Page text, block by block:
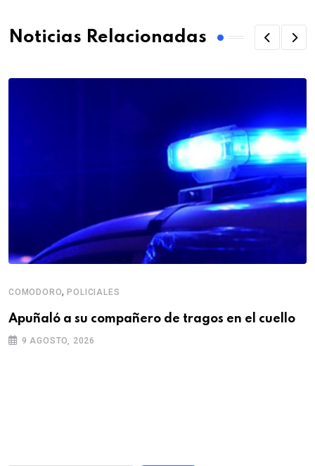
Noticias Relacionadas
COMODORO,POLICIALES
Apuñaló a su compañero de tragos en el cuello
9 AGOSTO, 2026